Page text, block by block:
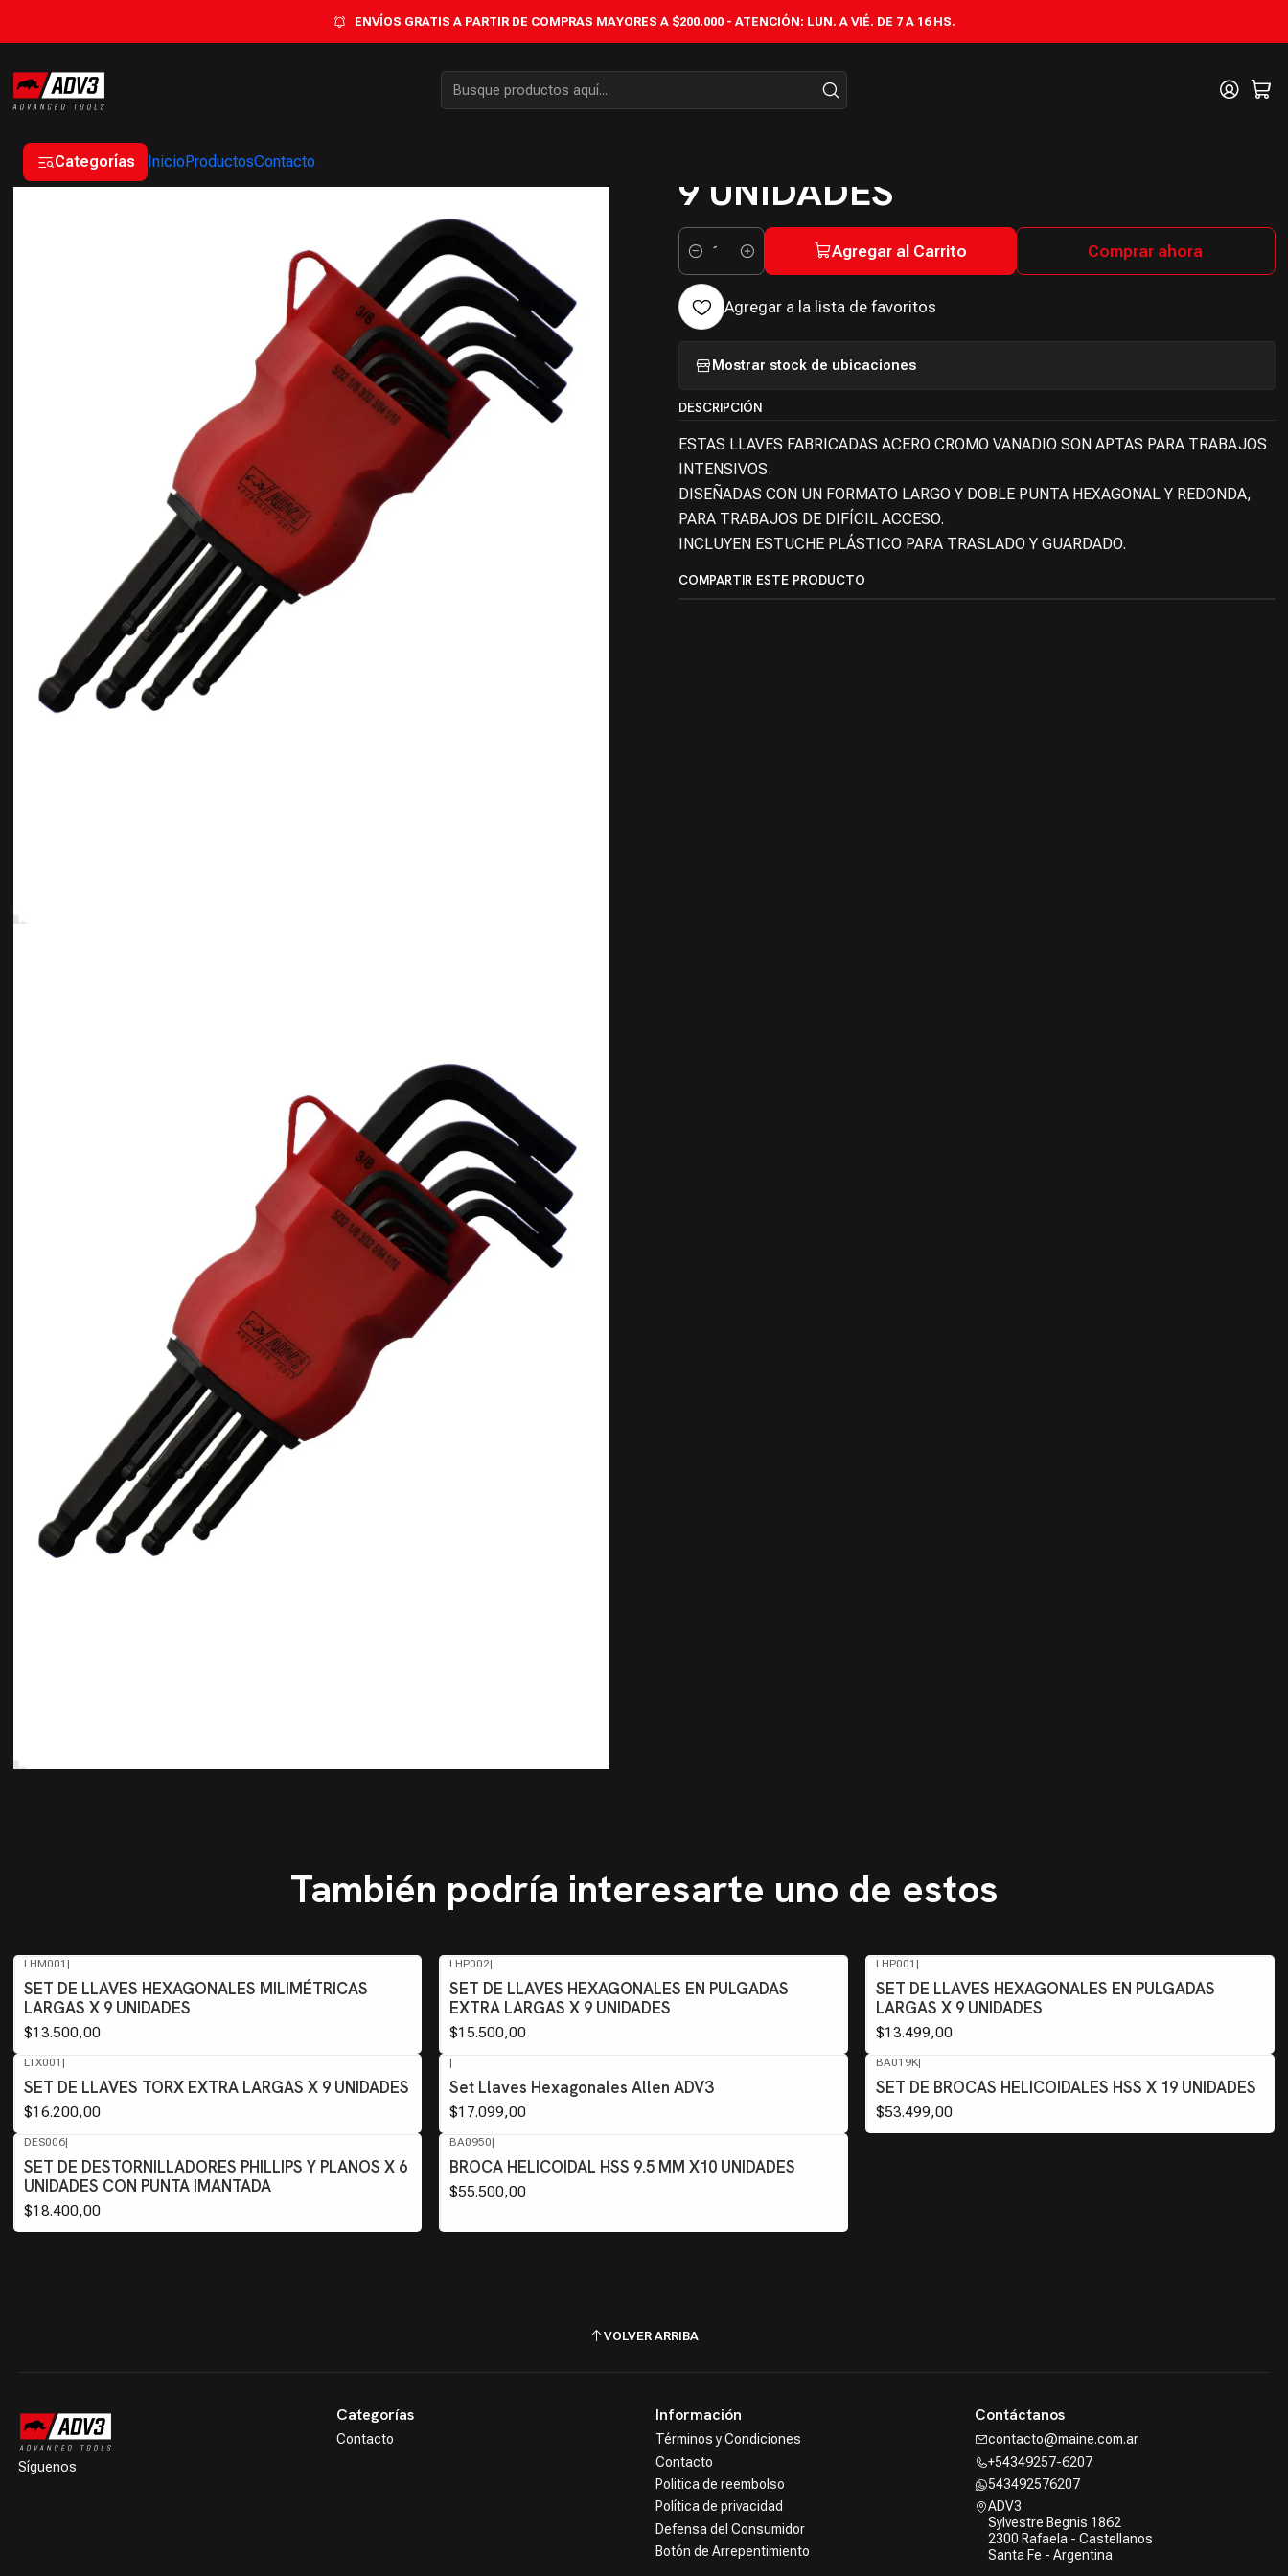
Categorías InicioProductosContacto
ENVÍOS GRATIS A PARTIR DE COMPRAS MAYORES A $200.000 - ATENCIÓN: LUN. A VIÉ. DE 7 A 16 HS.
MANUALES LLAVES HEXAGONALES SET DE LLAVES HEXAGONALES MILIMÉTRICAS EXTRA LARGAS X 9 UNIDADES
SET DE LLAVES HEXAGONALES
9 UNIDADES
Cantidad
Agregar al Carrito Comprar ahora
Agregar a la lista de favoritos
Mostrar stock de ubicaciones
DESCRIPCIÓN
ESTAS LLAVES FABRICADAS ACERO CROMO VANADIO SON APTAS PARA TRABAJOS
INTENSIVOS.
DISEÑADAS CON UN FORMATO LARGO Y DOBLE PUNTA HEXAGONAL Y REDONDA,
PARA TRABAJOS DE DIFÍCIL ACCESO.
INCLUYEN ESTUCHE PLÁSTICO PARA TRASLADO Y GUARDADO.
COMPARTIR ESTE PRODUCTO
También podría interesarte uno de estos
LHM001 |
SET DE LLAVES HEXAGONALES MILIMÉTRICAS
LARGAS X 9 UNIDADES
$13.500,00
LHP002|
SET DE LLAVES HEXAGONALES EN PULGADAS
EXTRA LARGAS X 9 UNIDADES
$15.500,00
LHP001 |
SET DE LLAVES HEXAGONALES EN PULGADAS
LARGAS X 9 UNIDADES
$13.499,00
LTX001 |
SET DE LLAVES TORX EXTRA LARGAS X 9 UNIDADES
$16.200,00
|
Set Llaves Hexagonales Allen ADV3
$17.099,00
Agotado
BA019K|
SET DE BROCAS HELICOIDALES HSS X 19 UNIDADES
$53.499,00
DES006|
SET DE DESTORNILLADORES PHILLIPS Y PLANOS X 6
UNIDADES CON PUNTA IMANTADA
$18.400,00
BA0950|
BROCA HELICOIDAL HSS 9.5 MM X10 UNIDADES
$55.500,00
VOLVER ARRIBA
Síguenos
Categorías
Contacto
Información
Términos y Condiciones
Contacto
Politica de reembolso
Política de privacidad
Defensa del Consumidor
Botón de Arrepentimiento
Contáctanos
contacto@maine.com.ar
+54349257-6207
543492576207
ADV3
Sylvestre Begnis 1862
2300 Rafaela - Castellanos
Santa Fe - Argentina